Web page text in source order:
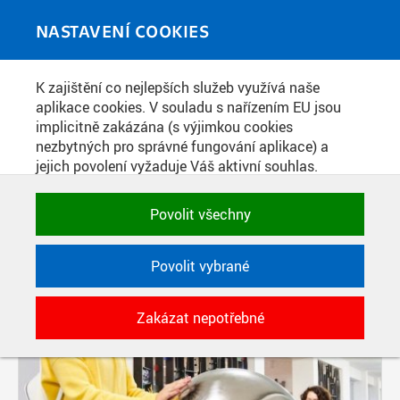
NASTAVENÍ COOKIES
K zajištění co nejlepších služeb využívá naše
aplikace cookies. V souladu s nařízením EU jsou
implicitně zakázána (s výjimkou cookies
nezbytných pro správné fungování aplikace) a
jejich povolení vyžaduje Váš aktivní souhlas.
zakázat, případně vybrat a povolit cookies podle
kategorie. Svoje rozhodnutí můžete samozřejmě
kdykoli změnit.
POTŘEBNÉ
Technické cookies využívané aplikacemi
ČVUT pro uchování jejich nastavení,
vlastností a identifikátorů relace. Jsou
nezbytné pro správné fungování a jsou
Povolit všechny
Povolit vybrané
Zakázat nepotřebné
MEDIATÉKA
PŘÍSPĚVKY PODLE FILTRU
Aktivní filtry: ŠTÍTEK: NEUGEBAUER PETR